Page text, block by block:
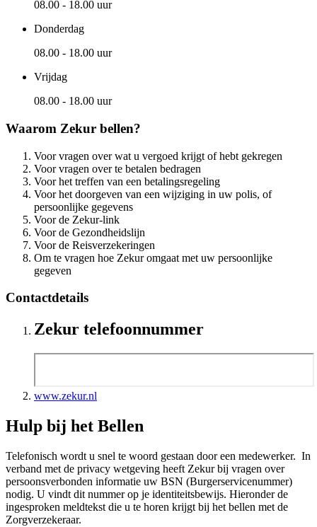
08.00 - 18.00 uur
Donderdag
08.00 - 18.00 uur
Vrijdag
08.00 - 18.00 uur
Waarom Zekur bellen?
Voor vragen over wat u vergoed krijgt of hebt gekregen
Voor vragen over te betalen bedragen
Voor het treffen van een betalingsregeling
Voor het doorgeven van een wijziging in uw polis, of
persoonlijke gegevens
Voor de Zekur-link
Voor de Gezondheidslijn
Voor de Reisverzekeringen
Om te vragen hoe Zekur omgaat met uw persoonlijke
gegeven
Contactdetails
Zekur telefoonnummer
www.zekur.nl
Hulp bij het Bellen
Telefonisch wordt u snel te woord gestaan door een medewerker. In
verband met de privacy wetgeving heeft Zekur bij vragen over
persoonsverbonden informatie uw BSN (Burgerservicenummer)
nodig. U vindt dit nummer op je identiteitsbewijs. Hieronder de
ingesproken meldtekst die u te horen krijgt bij het bellen met de
Zorgverzekeraar.